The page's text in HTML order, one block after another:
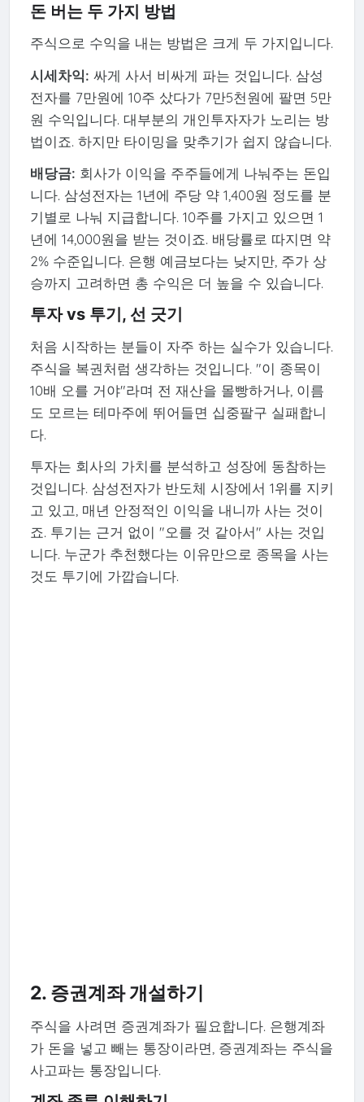
돈 버는 두 가지 방법
주식으로 수익을 내는 방법은 크게 두 가지입니다.
시세차익: 싸게 사서 비싸게 파는 것입니다. 삼성
전자를 7만원에 10주 샀다가 7만5천원에 팔면 5만
원 수익입니다. 대부분의 개인투자자가 노리는 방
법이죠. 하지만 타이밍을 맞추기가 쉽지 않습니다.
배당금: 회사가 이익을 주주들에게 나눠주는 돈입
니다. 삼성전자는 1년에 주당 약 1,400원 정도를 분
기별로 나눠 지급합니다. 10주를 가지고 있으면 1
년에 14,000원을 받는 것이죠. 배당률로 따지면 약
2% 수준입니다. 은행 예금보다는 낮지만, 주가 상
승까지 고려하면 총 수익은 더 높을 수 있습니다.
투자 vs 투기, 선 긋기
처음 시작하는 분들이 자주 하는 실수가 있습니다.
주식을 복권처럼 생각하는 것입니다. "이 종목이
10배 오를 거야"라며 전 재산을 몰빵하거나, 이름
도 모르는 테마주에 뛰어들면 십중팔구 실패합니
다.
투자는 회사의 가치를 분석하고 성장에 동참하는
것입니다. 삼성전자가 반도체 시장에서 1위를 지키
고 있고, 매년 안정적인 이익을 내니까 사는 것이
죠. 투기는 근거 없이 "오를 것 같아서" 사는 것입
니다. 누군가 추천했다는 이유만으로 종목을 사는
것도 투기에 가깝습니다.
2. 증권계좌 개설하기
주식을 사려면 증권계좌가 필요합니다. 은행계좌
가 돈을 넣고 빼는 통장이라면, 증권계좌는 주식을
사고파는 통장입니다.